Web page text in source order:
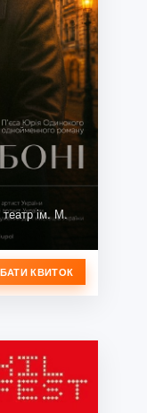
ім. М.
КВИТОК